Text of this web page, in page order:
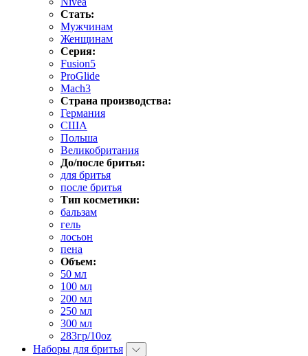
Стать:
Мужчинам
Женщинам
Серия:
Fusion5
ProGlide
Mach3
Страна производства:
Германия
США
Польша
Великобритания
До/после бритья:
для бритья
после бритья
Тип косметики:
бальзам
гель
лосьон
пена
Объем:
50 мл
100 мл
200 мл
250 мл
300 мл
283гр/10oz
Наборы для бритья